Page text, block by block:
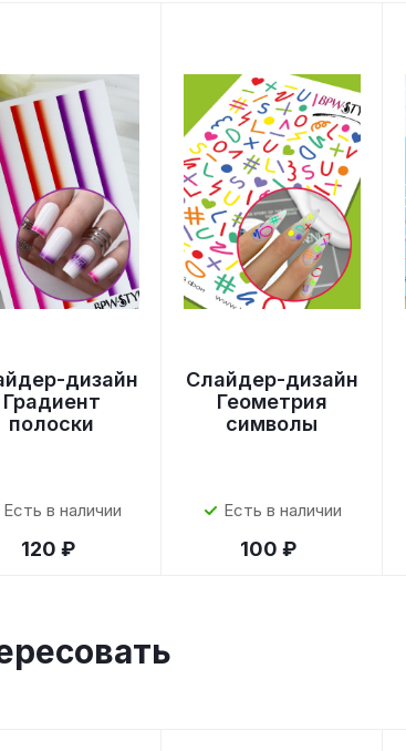
дизайн
Градиент
полоски
Есть в наличии
120 ₽
Слайдер-дизайн
Геометрия
символы
Есть в наличии
100 ₽